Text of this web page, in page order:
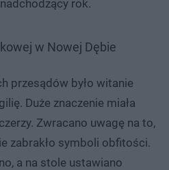
rok.
w Nowej Dębie
przesądów było witanie
Duże znaczenie miała
Zwracano uwagę na to,
zabrakło symboli obfitości.
a na stole ustawiano